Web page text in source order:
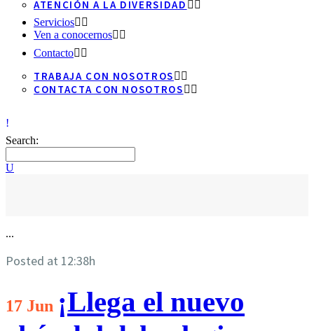
ATENCIÓN A LA DIVERSIDAD
Servicios
Ven a conocernos
Contacto
TRABAJA CON NOSOTROS
CONTACTA CON NOSOTROS
Search:
17 Jun ¡Llega el nuevo
Posted at 12:38h
...